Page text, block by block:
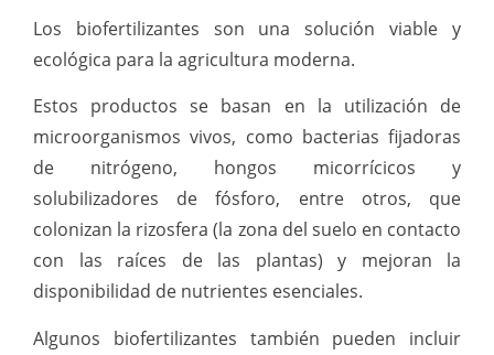
Los biofertilizantes son una solución viable y
ecológica para la agricultura moderna.
Estos productos se basan en la utilización de
microorganismos vivos, como bacterias fijadoras
de nitrógeno, hongos micorrícicos y
solubilizadores de fósforo, entre otros, que
colonizan la rizosfera (la zona del suelo en contacto
con las raíces de las plantas) y mejoran la
disponibilidad de nutrientes esenciales.
Algunos biofertilizantes también pueden incluir